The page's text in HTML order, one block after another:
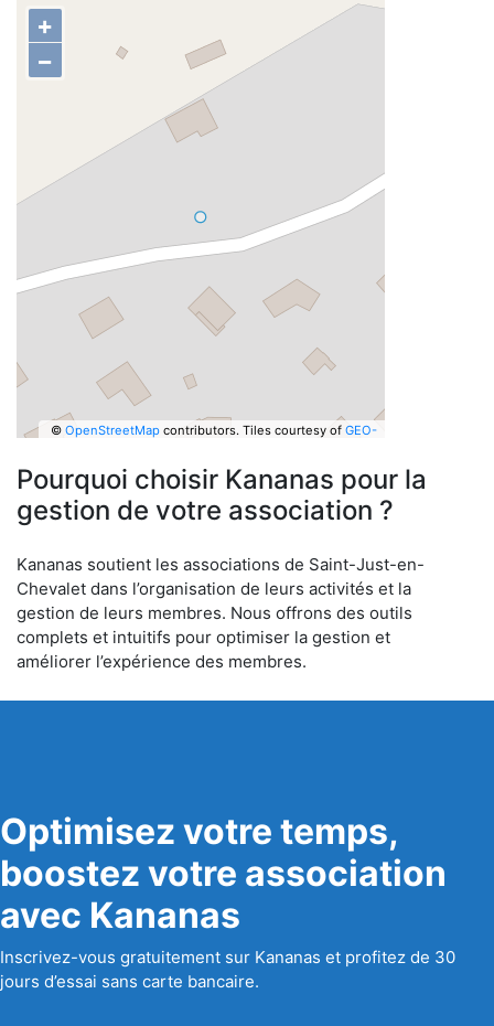
+
−
© OpenStreetMapcontributors. Tiles courtesy of GEO-
Pourquoi choisir Kananas pour la
gestion de votre association ?
Kananas soutient les associations de Saint-Just-en-
Chevalet dans l’organisation de leurs activités et la
gestion de leurs membres. Nous offrons des outils
complets et intuitifs pour optimiser la gestion et
améliorer l’expérience des membres.
Optimisez votre temps,
boostez votre association
avec Kananas
Inscrivez-vous gratuitement sur Kananas et profitez de 30
jours d’essai sans carte bancaire.